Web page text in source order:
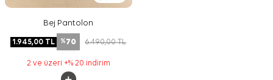
Bej Pantolon
1.945,00 TL %70 6.490,00TL
2 ve üzeri +% 20 indirim